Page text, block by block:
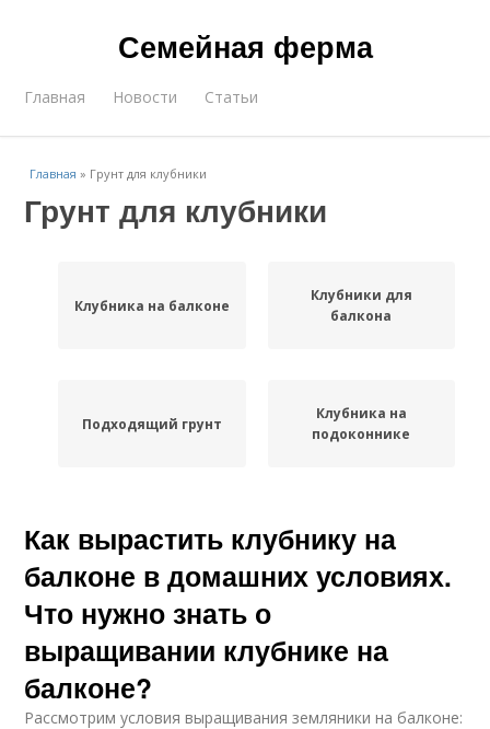
Семейная ферма
Главная Новости Статьи
Главная » Грунт для клубники
Грунт для клубники
Клубника на балконе
Клубники для
балкона
Подходящий грунт
Клубника на
подоконнике
Как вырастить клубнику на
балконе в домашних условиях.
Что нужно знать о
выращивании клубнике на
балконе?
Рассмотрим условия выращивания земляники на балконе: